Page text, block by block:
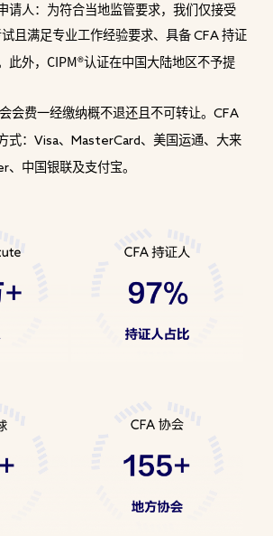
请人：为符合当地监管要求，我们仅接受
且满足专业工作经验要求、具备 CFA持证
此外，CIPM®认证在中国大陆地区不予提
会费一经缴纳概不退还且不可转让。 CFA
式： Visa、MasterCard、 美国运通、大来
中国银联及支付宝。